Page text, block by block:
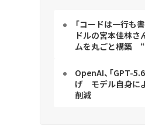
「コードは一行も
ドルの宮本佳林さ
ムを丸ごと構築
OpenAI、「GPT-
げ モデル自身に
削減